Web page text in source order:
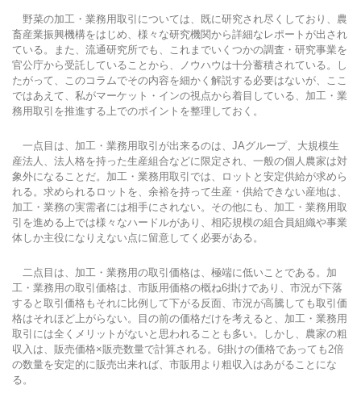
野菜の加工・業務用取引については、既に研究され尽くしており、農
畜産業振興機構をはじめ、様々な研究機関から詳細なレポートが出され
ている。また、流通研究所でも、これまでいくつかの調査・研究事業を
官公庁から受託していることから、ノウハウは十分蓄積されている。し
たがって、このコラムでその内容を細かく解説する必要はないが、ここ
ではあえて、私がマーケット・インの視点から着目している、加工・業
務用取引を推進する上でのポイントを整理しておく。
一点目は、加工・業務用取引が出来るのは、JAグループ、大規模生
産法人、法人格を持った生産組合などに限定され、一般の個人農家は対
象外になることだ。加工・業務用取引では、ロットと安定供給が求めら
れる。求められるロットを、余裕を持って生産・供給できない産地は、
加工・業務の実需者には相手にされない。その他にも、加工・業務用取
引を進める上では様々なハードルがあり、相応規模の組合員組織や事業
体しか主役になりえない点に留意してく必要がある。
二点目は、加工・業務用の取引価格は、極端に低いことである。加
工・業務用の取引価格は、市販用価格の概ね6掛けであり、市況が下落
すると取引価格もそれに比例して下がる反面、市況が高騰しても取引価
格はそれほど上がらない。目の前の価格だけを考えると、加工・業務用
取引には全くメリットがないと思われることも多い。しかし、農家の粗
収入は、販売価格×販売数量で計算される。6掛けの価格であっても2倍
の数量を安定的に販売出来れば、市販用より粗収入はあがることにな
る。